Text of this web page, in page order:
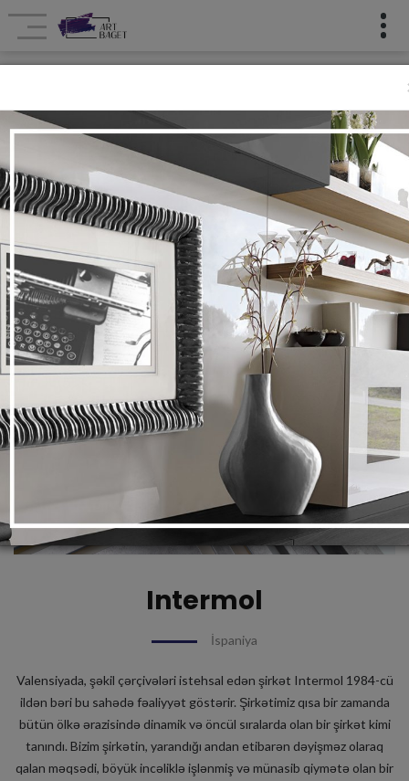
Təchizatçılar
Ana səhifə Təchizatçılar Intermol
Intermol
İspaniya
Valensiyada, şəkil çərçivələri istehsal edən şirkət Intermol 1984-cü
ildən bəri bu sahədə fəaliyyət göstərir. Şirkətimiz qısa bir zamanda
bütün ölkə ərazisində dinamik və öncül sıralarda olan bir şirkət kimi
tanındı. Bizim şirkətin, yarandığı andan etibarən dəyişməz olaraq
qalan məqsədi, böyük incəliklə işlənmiş və münasib qiymətə olan bir